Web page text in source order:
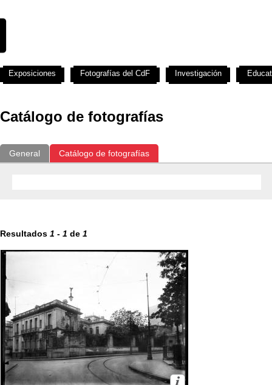
Catálogo de fotografías
General Catálogo de fotografías
Resultados 1 - 1 de 1
Exposiciones Fotografías del CdF Investigación